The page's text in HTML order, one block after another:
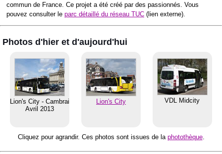
commun de France. Ce projet a été créé par des passionnés. Vous
pouvez consulter le parc détaillé du réseau TUC (lien externe).
Photos d'hier et d'aujourd'hui
Lion's City - Cambrai
Avril 2013
Lion's City VDL Midcity
Cliquez pour agrandir. Ces photos sont issues de la photothèque.